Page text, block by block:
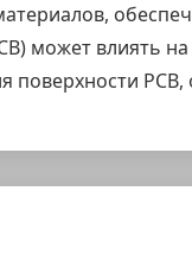
может влиять
поверхности